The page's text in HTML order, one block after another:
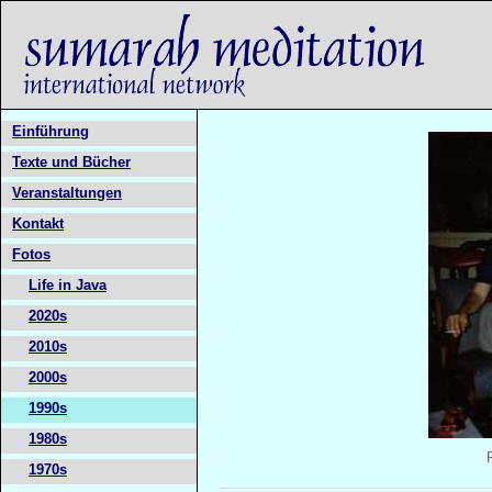
Einführung
Texte und Bücher
Veranstaltungen
Kontakt
Fotos
Life in Java
2020s
2010s
2000s
1990s
1980s
1970s